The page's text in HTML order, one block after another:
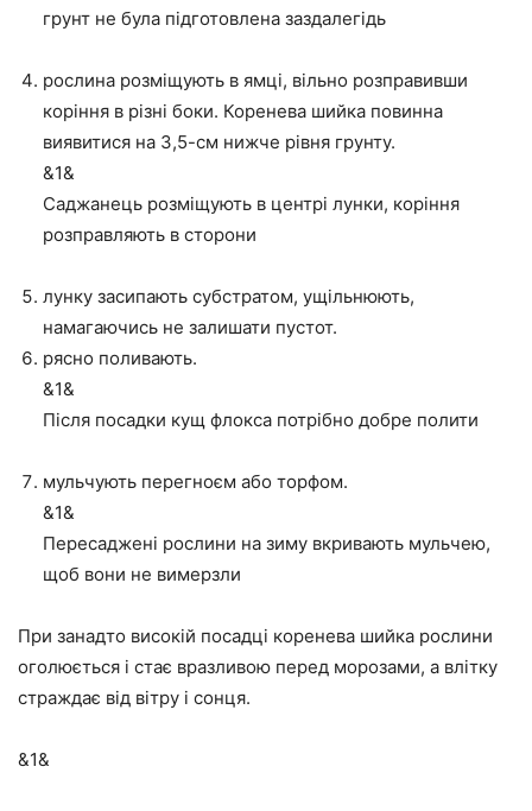
грунт не була підготовлена заздалегідь
рослина розміщують в ямці, вільно розправивши
коріння в різні боки. Коренева шийка повинна
виявитися на 3,5-см нижче рівня грунту.
&1&
Саджанець розміщують в центрі лунки, коріння
розправляють в сторони
лунку засипають субстратом, ущільнюють,
намагаючись не залишати пустот.
рясно поливають.
&1&
Після посадки кущ флокса потрібно добре полити
мульчують перегноєм або торфом.
&1&
Пересаджені рослини на зиму вкривають мульчею,
щоб вони не вимерзли
При занадто високій посадці коренева шийка рослини
оголюється і стає вразливою перед морозами, а влітку
страждає від вітру і сонця.
&1&